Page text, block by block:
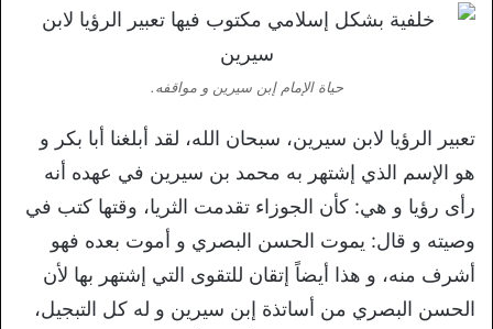
حياة الإمام إبن سيرين و مواقفه.
تعبير الرؤيا لابن سيرين، سبحان الله، لقد أبلغنا أبا بكر و
هو الإسم الذي إشتهر به محمد بن سيرين في عهده أنه
رأى رؤيا و هي: كأن الجوزاء تقدمت الثريا، وقتها كتب في
وصيته و قال: يموت الحسن البصري و أموت بعده فهو
أشرف منه، و هذا أيضاً إتقان للتقوى التي إشتهر بها لأن
الحسن البصري من أساتذة إبن سيرين و له كل التبجيل،